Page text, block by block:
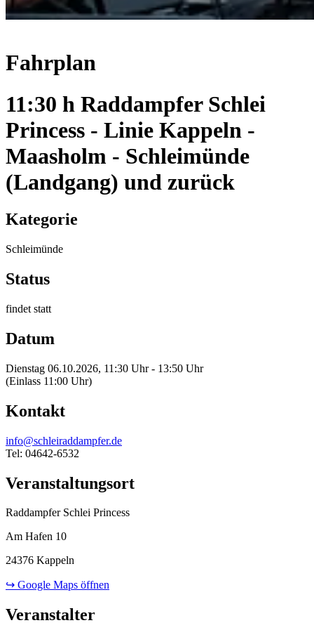
Fahrplan
11:30 h Raddampfer Schlei
Princess - Linie Kappeln -
Maasholm - Schleimünde
(Landgang) und zurück
Kategorie
Schleimünde
Status
findet statt
Datum
Dienstag 06.10.2026, 11:30 Uhr - 13:50 Uhr
(Einlass 11:00 Uhr)
Kontakt
info@schleiraddampfer.de
Tel: 04642-6532
Veranstaltungsort
Raddampfer Schlei Princess
Am Hafen 10
24376 Kappeln
↪ Google Maps öffnen
Veranstalter